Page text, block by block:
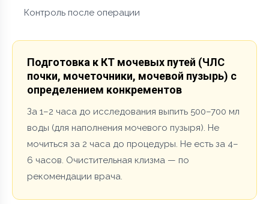
Контроль после операции
Подготовка к КТ мочевых путей (ЧЛС
почки, мочеточники, мочевой пузырь) с
определением конкрементов
За 1–2 часа до исследования выпить 500–700 мл
воды (для наполнения мочевого пузыря). Не
мочиться за 2 часа до процедуры. Не есть за 4–
6 часов. Очистительная клизма — по
рекомендации врача.